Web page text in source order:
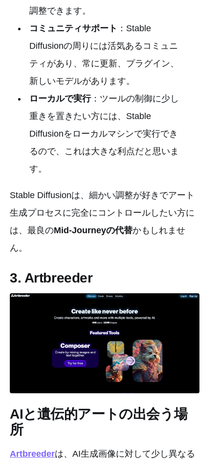
調整できます。
コミュニティサポート ：Stable
Diffusionの周りには活気あるコミュニ
ティがあり、常に更新、プラグイン、
新しいモデルがあります。
ローカルで実行：ツールの制御に少し
重きを置きたい方には、Stable
Diffusionをローカルマシンで実行でき
るので、これは大きな利点だと思いま
す。
Stable Diffusionは、細かい調整が好きでアート
生成プロセスに完全にコントロールしたい方に
は、最良のMid-Journeyの代替かもしれませ
ん。
3. Artbreeder
AIと遺伝的アートの出会う場
所
Artbreederは、AI生成画像に対して少し異なる